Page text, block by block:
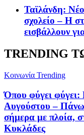
Ταϊλάνδη:
σχολείο – Η
εισβάλλουν
TRENDING
Κοινωνία Trending
Όπου φύγει φύγει:
Αυγούστου – Πάνω
σήμερα με πλοία,
Κυκλάδες